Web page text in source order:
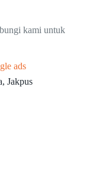
kami untuk
Jakpus